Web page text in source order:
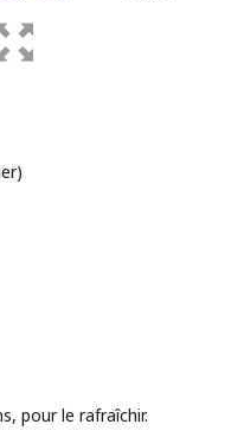
pour le rafraîchir.